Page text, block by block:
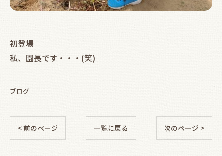
初登場
私、園長です・・・(笑)
ブログ
< 前のページ 一覧に戻る 次のページ >